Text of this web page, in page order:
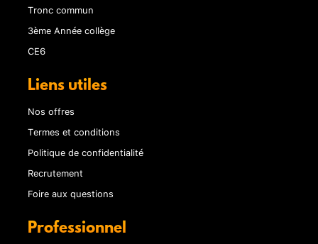
Tronc commun
3ème Année collège
CE6
Liens utiles
Nos offres
Termes et conditions
Politique de confidentialité
Recrutement
Foire aux questions
Professionnel